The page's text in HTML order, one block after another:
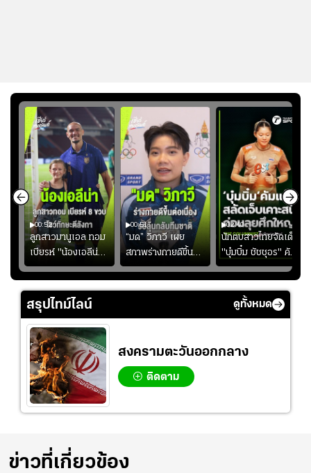
00:52
ลูกสาวมานูเอล ทอม
เบียรห์ "น้องเอลีน่า"
วัย 8 ขวบ โชว์ตี
ลังกาสุดพริ้ว
00:51
“มด” วิภาวี เผย
สภาพร่างกายดีขึ้น
อย่างต่อเนื่อง พร้อม
พยายามลงสนามให้
02:40
นักตบสาวไทยจัดเต็ม
"บุ๋มบิ๋ม ชัชชุอร" คัม
แบ็ก ศึก" SEA V
CUP 2026" เลก
สอง!!
สรุปไทม์ไลน์ ดูทั้งหมด
สงครามตะวันออกกลาง
ติดตาม
ข่าวที่เกี่ยวข้อง